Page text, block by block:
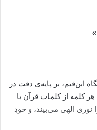
ابن‌قیم، بر پایه‌ی دقت در
کلمه از کلمات قرآن با
نوری الهی می‌بیند، و خودِ